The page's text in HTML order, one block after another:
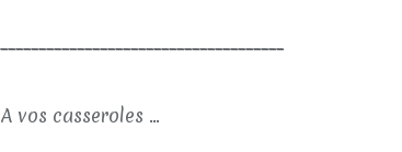
A vos casseroles ...